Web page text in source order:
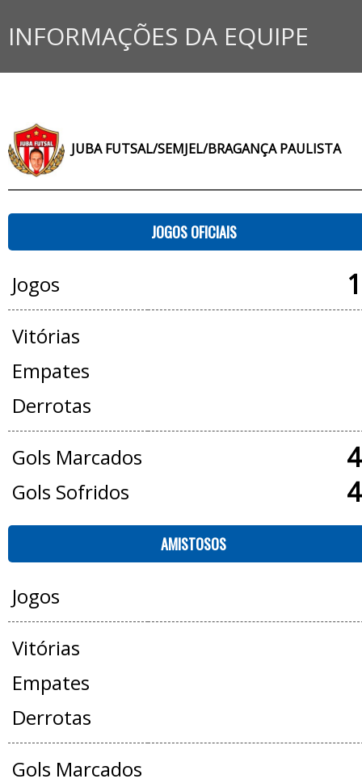
INFORMAÇÕES DA EQUIPE
JUBA FUTSAL/SEMJEL/BRAGANÇA PAULISTA
JOGOS OFICIAIS
Jogos
Vitórias
Empates
Derrotas
Gols Marcados
Gols Sofridos
AMISTOSOS
Jogos
Vitórias
Empates
Derrotas
Gols Marcados